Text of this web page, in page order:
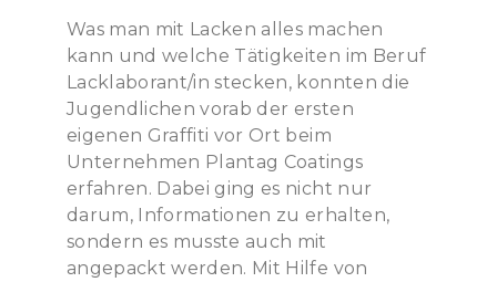
Was man mit Lacken alles machen
kann und welche Tätigkeiten im Beruf
Lacklaborant/in stecken, konnten die
Jugendlichen vorab der ersten
eigenen Graffiti vor Ort beim
Unternehmen Plantag Coatings
erfahren. Dabei ging es nicht nur
darum, Informationen zu erhalten,
sondern es musste auch mit
angepackt werden. Mit Hilfe von